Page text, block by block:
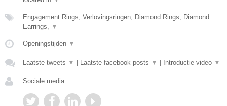
Engagement Rings, Verlovingsringen, Diamond Rings, Diamond
Earrings, ▼
Openingstijden ▼
Laatste tweets ▼ Laatste facebook posts ▼ Introductie video ▼
Sociale media: